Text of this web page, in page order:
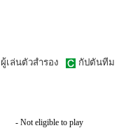
ผู้เล่นตัวสำรอง กัปตันทีม
- Not eligible to play